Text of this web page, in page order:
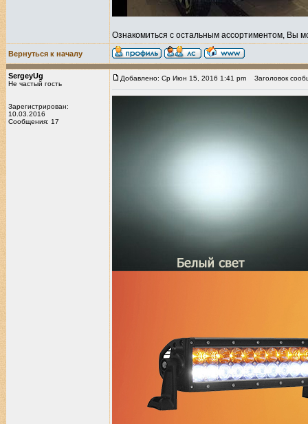
Ознакомиться с остальным ассортиментом, Вы
Вернуться к началу
SergeyUg
Не частый гость
Зарегистрирован:
10.03.2016
Сообщения: 17
Добавлено: Ср Июн 15, 2016 1:41 pm Заголовок